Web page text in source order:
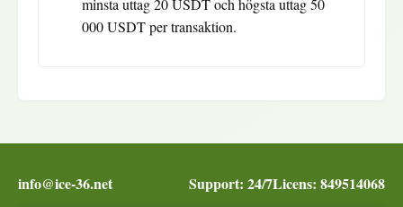
000 USDT per transaktion.
info@ice-36.net Support: 24/7Licens: 849514068